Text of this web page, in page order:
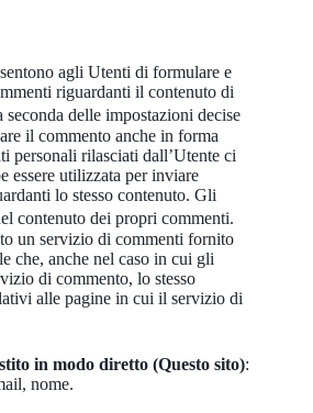
agli Utenti di formulare e
riguardanti il contenuto di
delle impostazioni decise
il commento anche in forma
personali rilasciati dall’Utente ci
essere utilizzata per inviare
lo stesso contenuto. Gli
contenuto dei propri commenti.
un servizio di commenti fornito
che, anche nel caso in cui gli
di commento, lo stesso
alle pagine in cui il servizio di
in modo diretto (Questo sito):
nome.